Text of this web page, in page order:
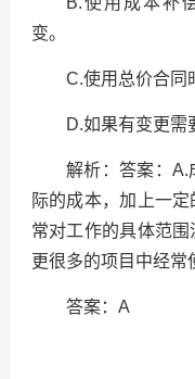
变。
C.使用总价合同
D.如果有变更需
解析：答案： A.
际的成本，加上一
常对工作的具体范
更很多的项目中经常
答案： A